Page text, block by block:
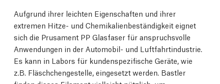
Aufgrund ihrer leichten Eigenschaften und ihrer
extremen Hitze- und Chemikalienbeständigkeit eignet
sich die Prusament PP Glasfaser für anspruchsvolle
Anwendungen in der Automobil- und Luftfahrtindustrie.
Es kann in Labors für kundenspezifische Geräte, wie
z.B. Fläschchengestelle, eingesetzt werden. Bastler